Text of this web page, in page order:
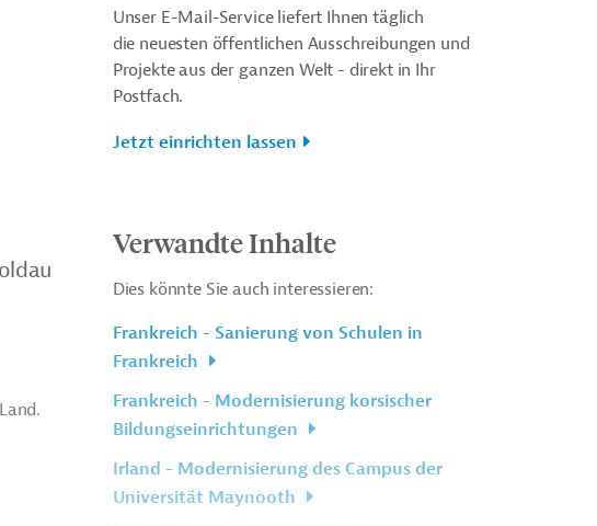
Unser E-Mail-Service liefert Ihnen täglich
die neuesten öffentlichen Ausschreibungen und
Projekte aus der ganzen Welt - direkt in Ihr
Postfach.
Jetzt einrichten lassen
Verwandte Inhalte
Dies könnte Sie auch interessieren:
Frankreich - Sanierung von Schulen in
Frankreich
Frankreich - Modernisierung korsischer
Bildungseinrichtungen
Irland - Modernisierung des Campus der
Universität Maynooth